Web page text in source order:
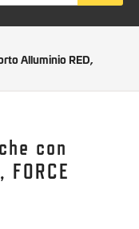
Alluminio RED,
con